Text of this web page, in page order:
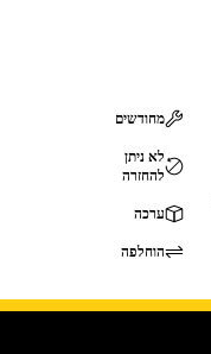
מחודשים
לא ניתן
להחזרה
ערכה
הוחלפה